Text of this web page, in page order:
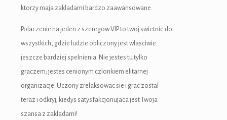
ktorzy maja zakladami bardzo zaawansowane.
Polaczenie na jeden z szeregow VIP to twoj swietnie do
wszystkich, gdzie ludzie obliczony jest wlasciwie
jeszcze bardziej spelnienia. Nie jestes tu tylko
graczem; jestes cenionym czlonkiem elitarnej
organizacje. Uczony zrelaksowac sie i grac zostal
teraz i odkryj, kiedys satysfakcjonujaca jest Twoja
szansa z zakladami!